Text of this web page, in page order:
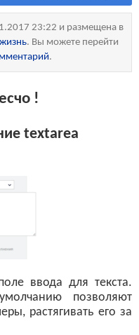
23:22 и размещена в
. Вы можете перейти
.
!
textarea
ввода для текста.
позволяют
растягивать его за